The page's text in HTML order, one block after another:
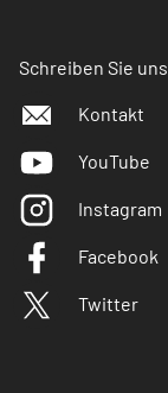
Schreiben Sie uns
Kontakt
YouTube
Instagram
Facebook
Twitter